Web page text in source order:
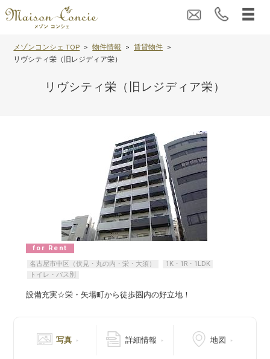
メゾンコンシェ TOP 物件情報
賃貸物件
リヴシティ栄（旧レジディア栄）
リヴシティ栄（旧レジディア栄）
for Rent
名古屋市中区（伏見・丸の内・栄・大須）
1K・1R・1LDK
トイレ・バス別
設備充実☆栄・矢場町から徒歩圏内の好立地！
写真 詳細情報 地図